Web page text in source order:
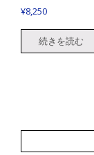
¥8,250
続きを読む